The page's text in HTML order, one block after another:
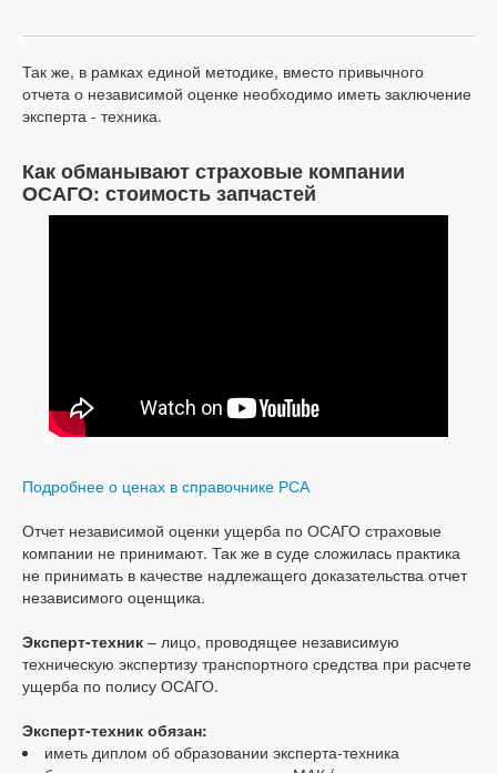
Так же, в рамках единой методике, вместо привычного
отчета о независимой оценке необходимо иметь заключение
эксперта - техника.
Как обманывают страховые компании
ОСАГО: стоимость запчастей
Подробнее о ценах в справочнике РСА
Отчет независимой оценки ущерба по ОСАГО страховые
компании не принимают. Так же в суде сложилась практика
не принимать в качестве надлежащего доказательства отчет
независимого оценщика.
Эксперт-техник – лицо, проводящее независимую
техническую экспертизу транспортного средства при расчете
ущерба по полису ОСАГО.
Эксперт-техник обязан:
иметь диплом об образовании эксперта-техника